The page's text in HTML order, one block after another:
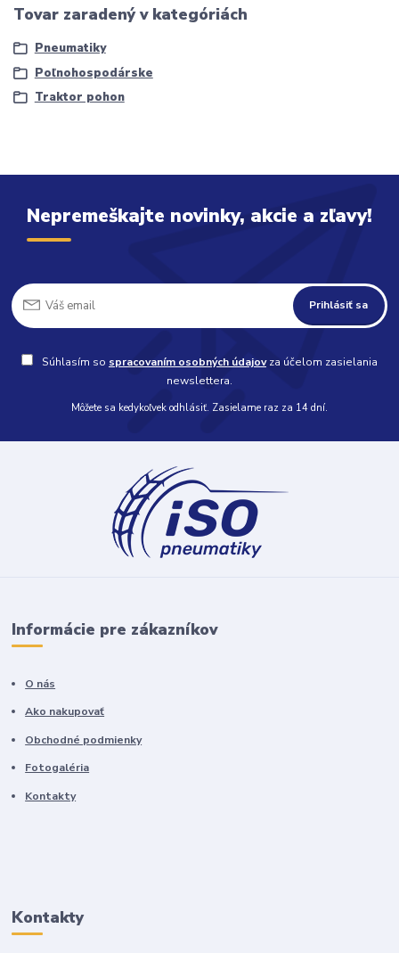
Tovar zaradený v kategóriách
Pneumatiky
Poľnohospodárske
Traktor pohon
Nepremeškajte novinky, akcie a zľavy!
Prihlásiť sa
Súhlasím so spracovaním osobných údajovza účelom zasielania
newslettera.
Môžete sa kedykoľvek odhlásiť. Zasielame raz za 14 dní.
Informácie pre zákazníkov
O nás
Ako nakupovať
Obchodné podmienky
Fotogaléria
Kontakty
Kontakty